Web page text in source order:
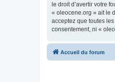
le droit d’avertir votre
« oleocene.org » ait le
acceptez que toutes
consentement, ni «
Accueil du forum